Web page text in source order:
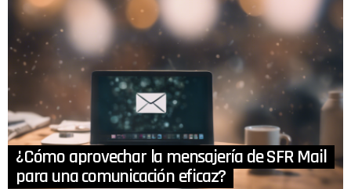
¿Cómo aprovechar la mensajería de SFR Mail
para una comunicación eficaz?